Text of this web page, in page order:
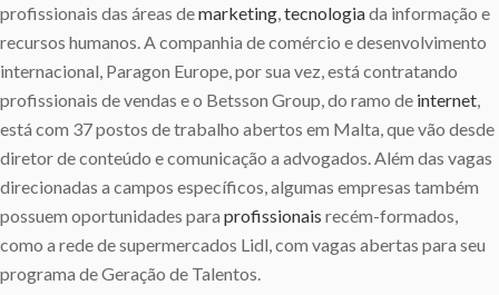
profissionais das áreas demarketing tecnologiada informação e
recursos humanos. A companhia de comércio e desenvolvimento
internacional, Paragon Europe, por sua vez, está contratando
profissionais de vendas e o Betsson Group, do ramo de internet
está com 37 postos de trabalho abertos em Malta, que vão desde
diretor de conteúdo e comunicação a advogados. Além das vagas
direcionadas a campos específicos, algumas empresas também
possuem oportunidades para profissionais recém-formados,
como a rede de supermercados Lidl, com vagas abertas para seu
programa de Geração de Talentos.